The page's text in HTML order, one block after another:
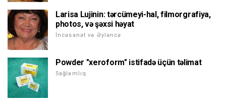
Larisa Lujinin: tərcümeyi-hal, filmorgrafiya,
photos, və şəxsi həyat
İncəsənət və Əyləncə
Powder "xeroform" istifadə üçün təlimat
Sağlamlıq